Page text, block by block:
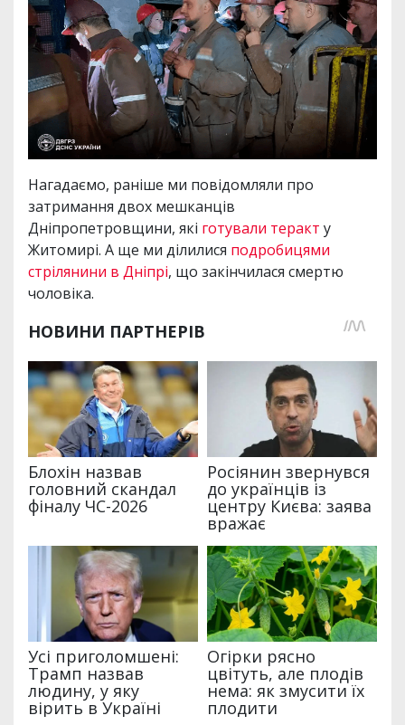
Нагадаємо, раніше ми повідомляли про
затримання двох мешканців
Дніпропетровщини, які готували теракт у
Житомирі. А ще ми ділилися подробицями
стрілянини в Дніпрі, що закінчилася смертю
чоловіка.